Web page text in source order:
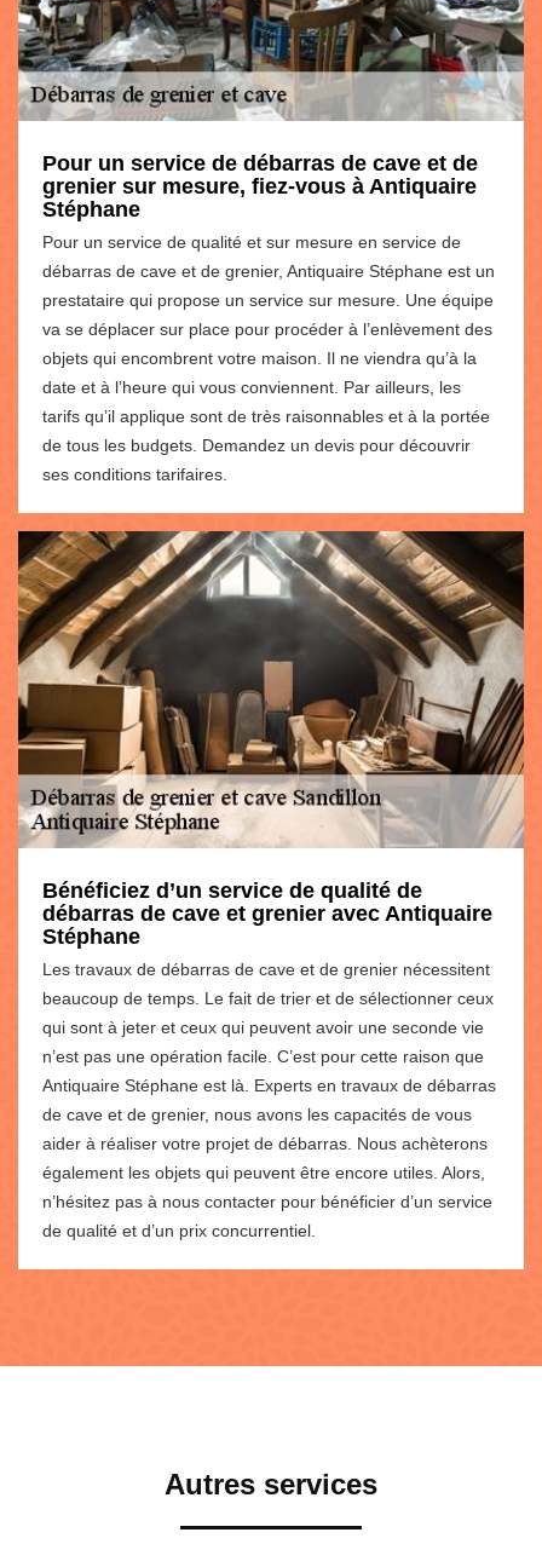
Pour un service de débarras de cave et de
grenier sur mesure, fiez-vous à Antiquaire
Stéphane
Pour un service de qualité et sur mesure en service de
débarras de cave et de grenier, Antiquaire Stéphane est un
prestataire qui propose un service sur mesure. Une équipe
va se déplacer sur place pour procéder à l’enlèvement des
objets qui encombrent votre maison. Il ne viendra qu’à la
date et à l’heure qui vous conviennent. Par ailleurs, les
tarifs qu’il applique sont de très raisonnables et à la portée
de tous les budgets. Demandez un devis pour découvrir
ses conditions tarifaires.
Bénéficiez d’un service de qualité de
débarras de cave et grenier avec Antiquaire
Stéphane
Les travaux de débarras de cave et de grenier nécessitent
beaucoup de temps. Le fait de trier et de sélectionner ceux
qui sont à jeter et ceux qui peuvent avoir une seconde vie
n’est pas une opération facile. C’est pour cette raison que
Antiquaire Stéphane est là. Experts en travaux de débarras
de cave et de grenier, nous avons les capacités de vous
aider à réaliser votre projet de débarras. Nous achèterons
également les objets qui peuvent être encore utiles. Alors,
n’hésitez pas à nous contacter pour bénéficier d’un service
de qualité et d’un prix concurrentiel.
Autres services